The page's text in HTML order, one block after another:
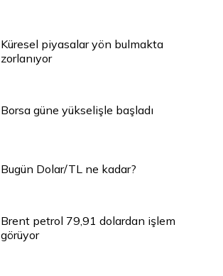
Küresel piyasalar yön bulmakta
zorlanıyor
Borsa güne yükselişle başladı
Bugün Dolar/TL ne kadar?
Brent petrol 79,91 dolardan işlem
görüyor